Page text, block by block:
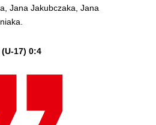
Jana Jakubczaka, Jana
17) 0:4